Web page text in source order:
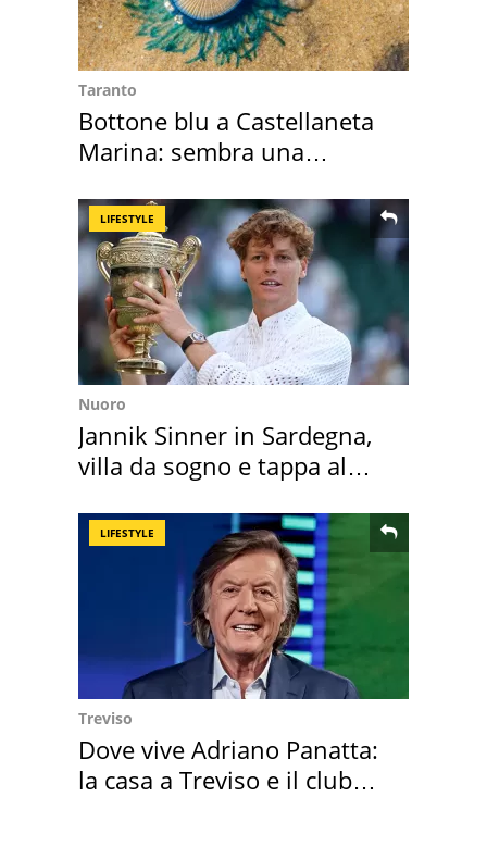
Taranto
Bottone blu a Castellaneta
Marina: sembra una
LIFESTYLE
Nuoro
Jannik Sinner in Sardegna,
villa da sogno e tappa al
LIFESTYLE
Treviso
Dove vive Adriano Panatta:
la casa a Treviso e il club